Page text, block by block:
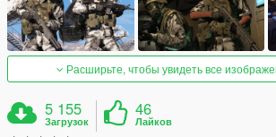
Расширьте, чтобы увидеть все
5 155
Загрузок
46
Лайков